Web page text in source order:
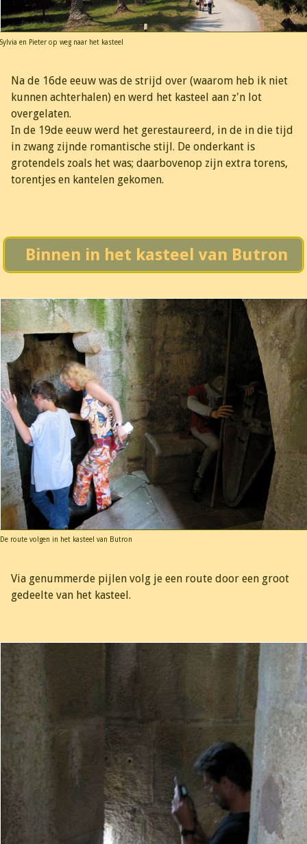
Sylvia en Pieter op weg naar het kasteel
Na de 16de eeuw was de strijd over (waarom heb ik niet
kunnen achterhalen) en werd het kasteel aan z'n lot
overgelaten.
In de 19de eeuw werd het gerestaureerd, in de in die tijd
in zwang zijnde romantische stijl. De onderkant is
grotendels zoals het was; daarbovenop zijn extra torens,
torentjes en kantelen gekomen.
Binnen in het kasteel van Butron
De route volgen in het kasteel van Butron
Via genummerde pijlen volg je een route door een groot
gedeelte van het kasteel.